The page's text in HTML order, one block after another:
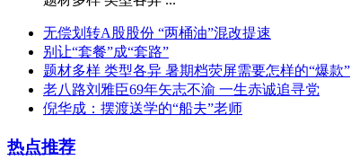
无偿划转A股股份 “两桶油”混改提速
别让“套餐”成“套路”
题材多样 类型各异 暑期档荧屏需要怎样的“爆款”
老八路刘雅臣69年矢志不渝 一生赤诚追寻党
倪华成：摆渡送学的“船夫”老师
热点推荐